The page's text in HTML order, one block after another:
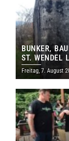
BUNKER,
ST. WENDEL
DENKMALS
Freitag, 7. August